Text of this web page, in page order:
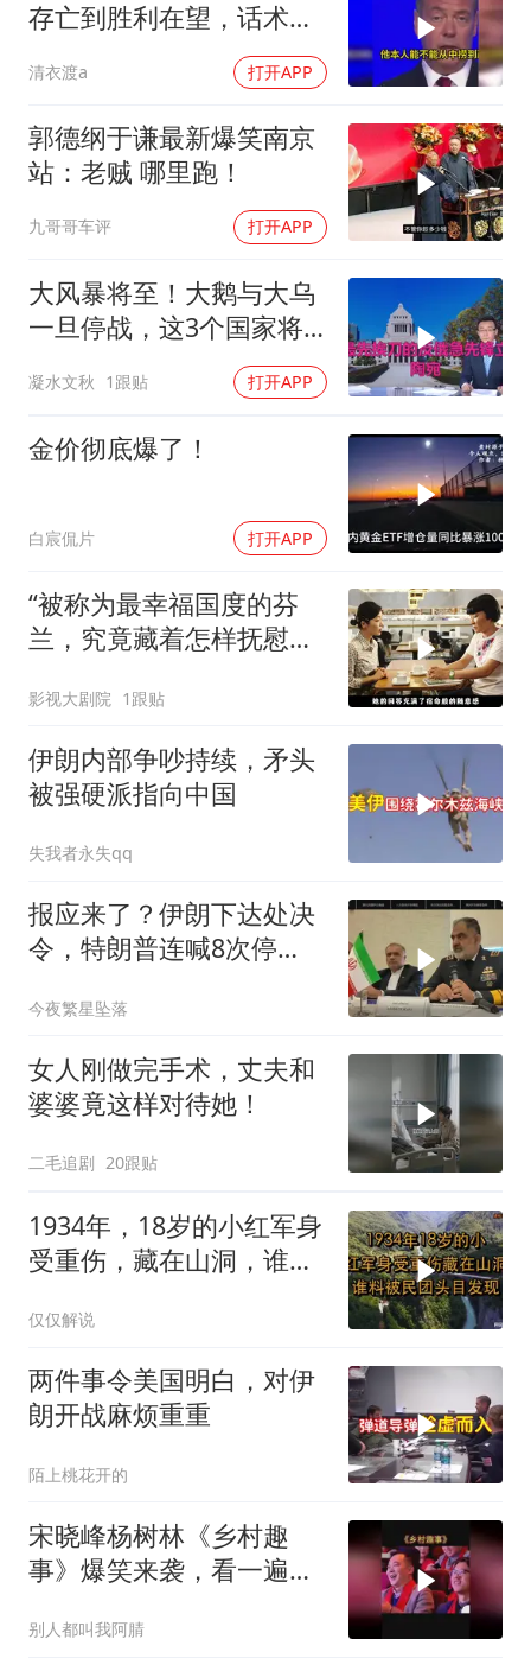
夯实基础开新局
存亡到胜利在望，话术变
清衣渡a 打开APP
郭德纲于谦最新爆笑南京
站：老贼 哪里跑！
九哥哥车评 打开APP
大风暴将至！大鹅与大乌
一旦停战，这3个国家将
凝水文秋 1跟贴 打开APP
金价彻底爆了！
白宸侃片 打开APP
“被称为最幸福国度的芬
兰，究竟藏着怎样抚慰人
影视大剧院 1跟贴
伊朗内部争吵持续，矛头
被强硬派指向中国
失我者永失qq
报应来了？伊朗下达处决
令，特朗普连喊8次停
今夜繁星坠落
女人刚做完手术，丈夫和
婆婆竟这样对待她！
二毛追剧 20跟贴
1934年，18岁的小红军身
受重伤，藏在山洞，谁料
仅仅解说
两件事令美国明白，对伊
朗开战麻烦重重
陌上桃花开的
宋晓峰杨树林《乡村趣
事》爆笑来袭，看一遍笑
别人都叫我阿腈